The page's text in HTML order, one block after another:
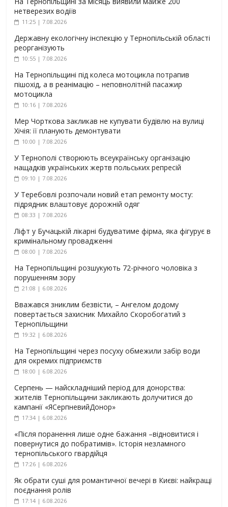
нетверезих водіїв
11:25 | 7.08.2026
Державну екологічну інспекцію у Тернопільській області
реорганізують
10:55 | 7.08.2026
На Тернопільщині під колеса мотоцикла потрапив
пішохід, а в реанімацію – неповнолітній пасажир
мотоцикла
10:16 | 7.08.2026
Мер Чорткова закликав не купувати будівлю на вулиці
Хічія: її планують демонтувати
10:00 | 7.08.2026
У Тернополі створюють всеукраїнську організацію
нащадків українських жертв польських репресій
09:10 | 7.08.2026
У Теребовлі розпочали новий етап ремонту мосту:
підрядник влаштовує дорожній одяг
08:33 | 7.08.2026
Ліфт у Бучацькій лікарні будуватиме фірма, яка фігурує в
кримінальному провадженні
08:00 | 7.08.2026
На Тернопільщині розшукують 72-річного чоловіка з
порушенням зору
21:08 | 6.08.2026
Вважався зниклим безвісти, – Ангелом додому
повертається захисник Михайло Скоробогатий з
Тернопільщини
19:32 | 6.08.2026
На Тернопільщині через посуху обмежили забір води
для окремих підприємств
18:00 | 6.08.2026
Серпень — найскладніший період для донорства:
жителів Тернопільщини закликають долучитися до
кампанії «ЯСерпневийДонор»
17:34 | 6.08.2026
«Після поранення лише одне бажання –відновитися і
повернутися до побратимів». Історія незламного
тернопільського гвардійця
17:26 | 6.08.2026
Як обрати суші для романтичної вечері в Києві: найкращі
поєднання ролів
17:14 | 6.08.2026